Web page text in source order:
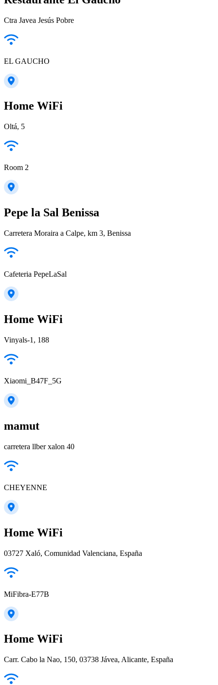
Ctra Javea Jesús Pobre
EL GAUCHO
Home WiFi
Oltá, 5
Room 2
Pepe la Sal Benissa
Carretera Moraira a Calpe, km 3, Benissa
Cafeteria PepeLaSal
Home WiFi
Vinyals-1, 188
Xiaomi_B47F_5G
mamut
carretera llber xalon 40
CHEYENNE
Home WiFi
03727 Xaló, Comunidad Valenciana, España
MiFibra-E77B
Home WiFi
Carr. Cabo la Nao, 150, 03738 Jávea, Alicante, España